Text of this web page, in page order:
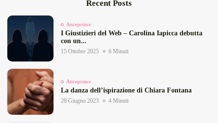
Recent Posts
Anteprime
I Giustizieri del Web – Carolina Iapicca debutta
con un...
15 Ottobre 2025 6 Minuti
Anteprime
La danza dell’ispirazione di Chiara Fontana
28 Giugno 2023 4 Minuti